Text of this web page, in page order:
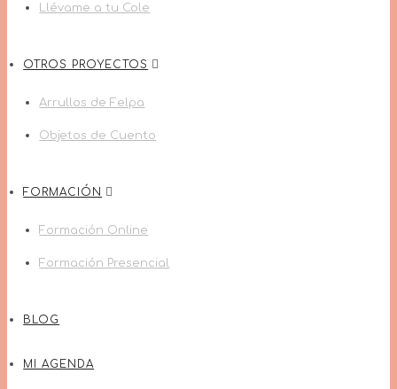
Llévame a tu Cole
OTROS PROYECTOS
Arrullos de Felpa
Objetos de Cuento
FORMACIÓN
Formación Online
Formación Presencial
BLOG
MI AGENDA